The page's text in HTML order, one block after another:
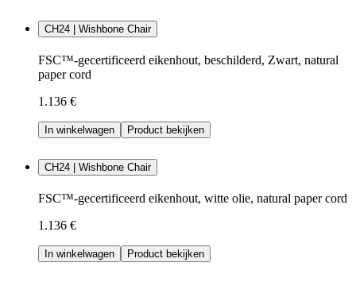
CH24 | Wishbone Chair
FSC™-gecertificeerd eikenhout, beschilderd, Zwart, natural
paper cord
1.136 €
In winkelwagen Product bekijken
CH24 | Wishbone Chair
FSC™-gecertificeerd eikenhout, witte olie, natural paper cord
1.136 €
In winkelwagen Product bekijken